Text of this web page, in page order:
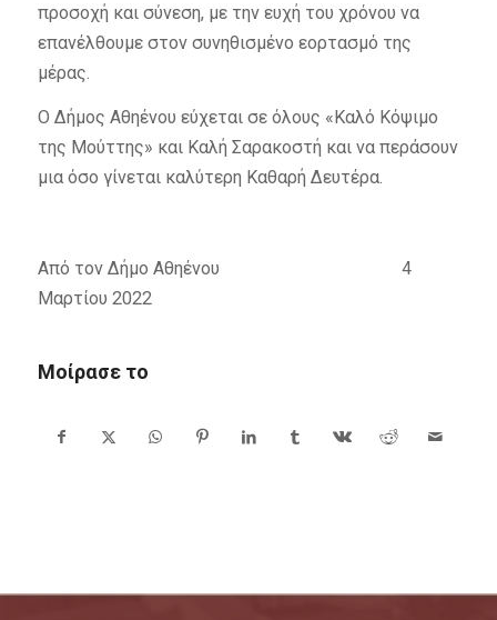
προσοχή και σύνεση, με την ευχή του χρόνου να
επανέλθουμε στον συνηθισμένο εορτασμό της
μέρας.
Ο Δήμος Αθηένου εύχεται σε όλους «Καλό Κόψιμο
της Μούττης» και Καλή Σαρακοστή και να περάσουν
μια όσο γίνεται καλύτερη Καθαρή Δευτέρα.
Από τον Δήμο Αθηένου 4
Μαρτίου 2022
Μοίρασε το